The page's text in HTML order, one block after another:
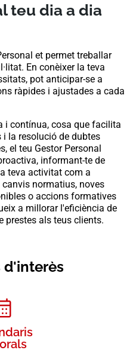
teu dia a dia
et permet treballar
En conèixer la teva
pot anticipar-se a
ràpides i ajustades a cada
i contínua, cosa que facilita
la resolució de dubtes
el teu Gestor Personal
informant-te de
teva activitat com a
normatius, noves
o accions formatives
a millorar l'eficiència de
prestes als teus clients.
d'interès